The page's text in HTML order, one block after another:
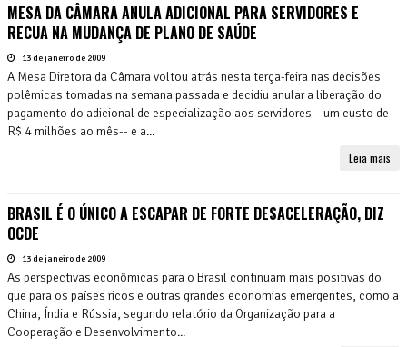
MESA DA CÂMARA ANULA ADICIONAL PARA SERVIDORES E
RECUA NA MUDANÇA DE PLANO DE SAÚDE
13 de janeiro de 2009
A Mesa Diretora da Câmara voltou atrás nesta terça-feira nas decisões
polêmicas tomadas na semana passada e decidiu anular a liberação do
pagamento do adicional de especialização aos servidores --um custo de
R$ 4 milhões ao mês-- e a...
Leia mais
BRASIL É O ÚNICO A ESCAPAR DE FORTE DESACELERAÇÃO, DIZ
OCDE
13 de janeiro de 2009
As perspectivas econômicas para o Brasil continuam mais positivas do
que para os países ricos e outras grandes economias emergentes, como a
China, Índia e Rússia, segundo relatório da Organização para a
Cooperação e Desenvolvimento...